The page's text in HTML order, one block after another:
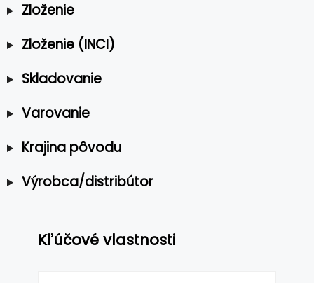
Zloženie
Zloženie (INCI)
Skladovanie
Varovanie
Krajina pôvodu
Výrobca/distribútor
Kľúčové vlastnosti